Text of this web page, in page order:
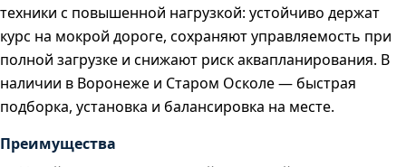
техники с повышенной нагрузкой: устойчиво держат
курс на мокрой дороге, сохраняют управляемость при
полной загрузке и снижают риск аквапланирования. В
наличии в Воронеже и Старом Осколе — быстрая
подборка, установка и балансировка на месте.
Преимущества